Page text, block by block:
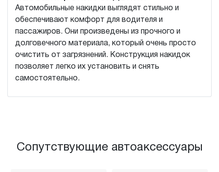
Автомобильные накидки выглядят стильно и
обеспечивают комфорт для водителя и
пассажиров. Они произведены из прочного и
долговечного материала, который очень просто
очистить от загрязнений. Конструкция накидок
позволяет легко их установить и снять
самостоятельно.
Сопутствующие автоаксессуары